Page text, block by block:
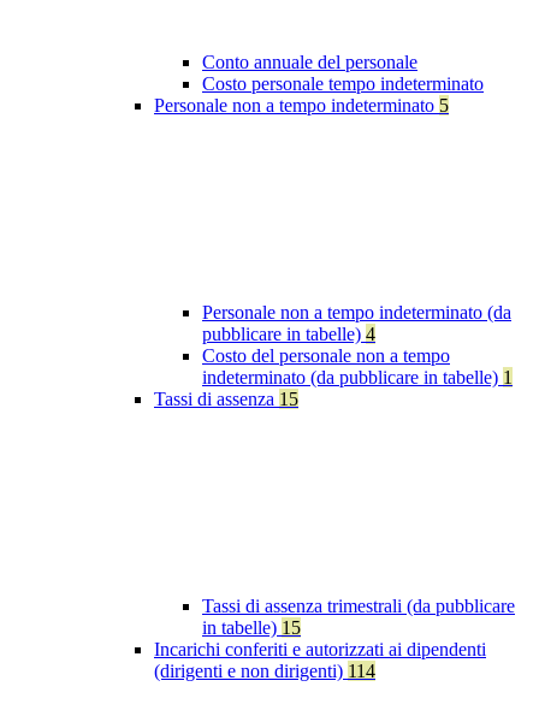
Conto annuale del personale
Costo personale tempo indeterminato
Personale non a tempo indeterminato 5
Personale non a tempo indeterminato (da
pubblicare in tabelle) 4
Costo del personale non a tempo
indeterminato (da pubblicare in tabelle) 1
Tassi di assenza 15
Tassi di assenza trimestrali (da pubblicare
in tabelle) 15
Incarichi conferiti e autorizzati ai dipendenti
(dirigenti e non dirigenti) 114